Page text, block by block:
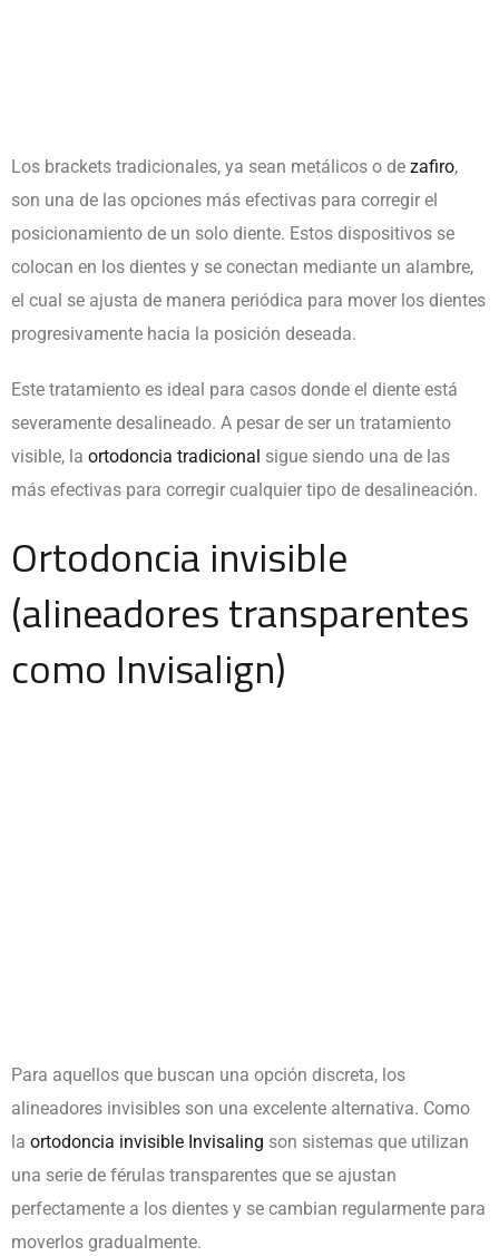
Los brackets tradicionales, ya sean metálicos o de zafiro,
son una de las opciones más efectivas para corregir el
posicionamiento de un solo diente. Estos dispositivos se
colocan en los dientes y se conectan mediante un alambre,
el cual se ajusta de manera periódica para mover los dientes
progresivamente hacia la posición deseada.
Este tratamiento es ideal para casos donde el diente está
severamente desalineado. A pesar de ser un tratamiento
visible, la ortodoncia tradicional sigue siendo una de las
más efectivas para corregir cualquier tipo de desalineación.
Ortodoncia invisible
(alineadores transparentes
como Invisalign)
Para aquellos que buscan una opción discreta, los
alineadores invisibles son una excelente alternativa. Como
la ortodoncia invisible Invisaling son sistemas que utilizan
una serie de férulas transparentes que se ajustan
perfectamente a los dientes y se cambian regularmente para
moverlos gradualmente.